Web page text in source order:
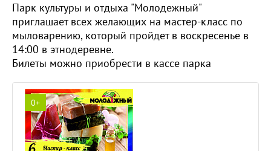
Парк культуры и отдыха "Молодежный"
приглашает всех желающих на мастер-класс по
мыловарению, который пройдет в воскресенье в
14:00 в этнодеревне.
Билеты можно приобрести в кассе парка
0+